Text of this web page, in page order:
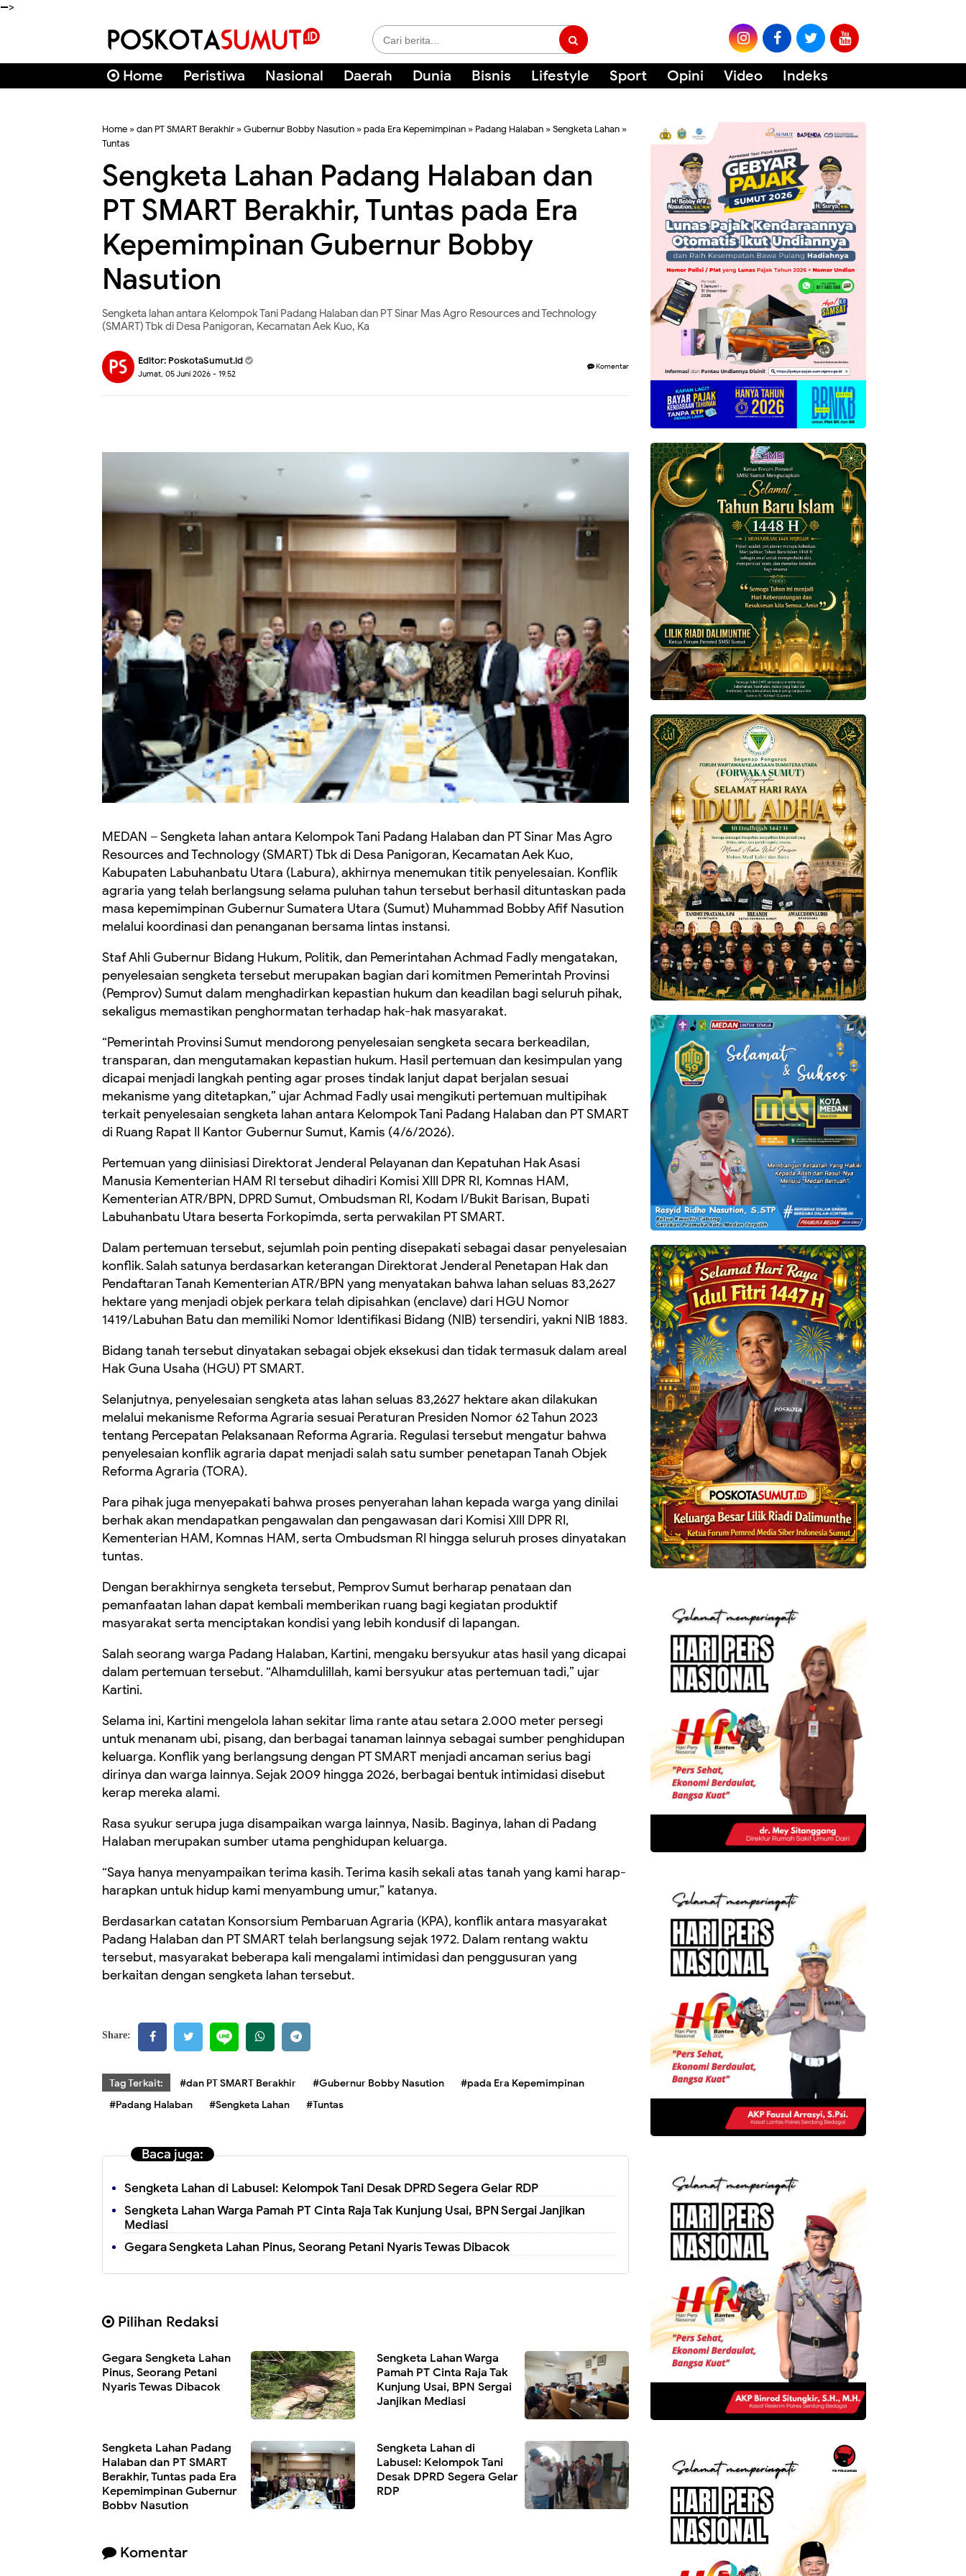
-->
Home Peristiwa Nasional Daerah Dunia Bisnis Lifestyle Sport Opini Video Indeks
Home »dan PT SMART Berakhir »Gubernur Bobby Nasution »pada Era Kepemimpinan » Padang Halaban »Sengketa Lahan »
Tuntas
Sengketa Lahan Padang Halaban dan
PT SMART Berakhir, Tuntas pada Era
Kepemimpinan Gubernur Bobby
Nasution
Sengketa lahan antara Kelompok Tani Padang Halaban dan PT Sinar Mas Agro Resources and Technology
(SMART) Tbk di Desa Panigoran, Kecamatan Aek Kuo, Ka
Editor: PoskotaSumut.id
Jumat, 05 Juni 2026 - 19.52
Komentar
MEDAN – Sengketa lahan antara Kelompok Tani Padang Halaban dan PT Sinar Mas Agro
Resources and Technology (SMART) Tbk di Desa Panigoran, Kecamatan Aek Kuo,
Kabupaten Labuhanbatu Utara (Labura), akhirnya menemukan titik penyelesaian. Konflik
agraria yang telah berlangsung selama puluhan tahun tersebut berhasil dituntaskan pada
masa kepemimpinan Gubernur Sumatera Utara (Sumut) Muhammad Bobby Afif Nasution
melalui koordinasi dan penanganan bersama lintas instansi.
Staf Ahli Gubernur Bidang Hukum, Politik, dan Pemerintahan Achmad Fadly mengatakan,
penyelesaian sengketa tersebut merupakan bagian dari komitmen Pemerintah Provinsi
(Pemprov) Sumut dalam menghadirkan kepastian hukum dan keadilan bagi seluruh pihak,
sekaligus memastikan penghormatan terhadap hak-hak masyarakat.
“Pemerintah Provinsi Sumut mendorong penyelesaian sengketa secara berkeadilan,
transparan, dan mengutamakan kepastian hukum. Hasil pertemuan dan kesimpulan yang
dicapai menjadi langkah penting agar proses tindak lanjut dapat berjalan sesuai
mekanisme yang ditetapkan,” ujar Achmad Fadly usai mengikuti pertemuan multipihak
terkait penyelesaian sengketa lahan antara Kelompok Tani Padang Halaban dan PT SMART
di Ruang Rapat II Kantor Gubernur Sumut, Kamis (4/6/2026).
Pertemuan yang diinisiasi Direktorat Jenderal Pelayanan dan Kepatuhan Hak Asasi
Manusia Kementerian HAM RI tersebut dihadiri Komisi XIII DPR RI, Komnas HAM,
Kementerian ATR/BPN, DPRD Sumut, Ombudsman RI, Kodam I/Bukit Barisan, Bupati
Labuhanbatu Utara beserta Forkopimda, serta perwakilan PT SMART.
Dalam pertemuan tersebut, sejumlah poin penting disepakati sebagai dasar penyelesaian
konflik. Salah satunya berdasarkan keterangan Direktorat Jenderal Penetapan Hak dan
Pendaftaran Tanah Kementerian ATR/BPN yang menyatakan bahwa lahan seluas 83,2627
hektare yang menjadi objek perkara telah dipisahkan (enclave) dari HGU Nomor
1419/Labuhan Batu dan memiliki Nomor Identifikasi Bidang (NIB) tersendiri, yakni NIB 1883.
Bidang tanah tersebut dinyatakan sebagai objek eksekusi dan tidak termasuk dalam areal
Hak Guna Usaha (HGU) PT SMART.
Selanjutnya, penyelesaian sengketa atas lahan seluas 83,2627 hektare akan dilakukan
melalui mekanisme Reforma Agraria sesuai Peraturan Presiden Nomor 62 Tahun 2023
tentang Percepatan Pelaksanaan Reforma Agraria. Regulasi tersebut mengatur bahwa
penyelesaian konflik agraria dapat menjadi salah satu sumber penetapan Tanah Objek
Reforma Agraria (TORA).
Para pihak juga menyepakati bahwa proses penyerahan lahan kepada warga yang dinilai
berhak akan mendapatkan pengawalan dan pengawasan dari Komisi XIII DPR RI,
Kementerian HAM, Komnas HAM, serta Ombudsman RI hingga seluruh proses dinyatakan
tuntas.
Dengan berakhirnya sengketa tersebut, Pemprov Sumut berharap penataan dan
pemanfaatan lahan dapat kembali memberikan ruang bagi kegiatan produktif
masyarakat serta menciptakan kondisi yang lebih kondusif di lapangan.
Salah seorang warga Padang Halaban, Kartini, mengaku bersyukur atas hasil yang dicapai
dalam pertemuan tersebut. “Alhamdulillah, kami bersyukur atas pertemuan tadi,” ujar
Kartini.
Selama ini, Kartini mengelola lahan sekitar lima rante atau setara 2.000 meter persegi
untuk menanam ubi, pisang, dan berbagai tanaman lainnya sebagai sumber penghidupan
keluarga. Konflik yang berlangsung dengan PT SMART menjadi ancaman serius bagi
dirinya dan warga lainnya. Sejak 2009 hingga 2026, berbagai bentuk intimidasi disebut
kerap mereka alami.
Rasa syukur serupa juga disampaikan warga lainnya, Nasib. Baginya, lahan di Padang
Halaban merupakan sumber utama penghidupan keluarga.
“Saya hanya menyampaikan terima kasih. Terima kasih sekali atas tanah yang kami harap-
harapkan untuk hidup kami menyambung umur,” katanya.
Berdasarkan catatan Konsorsium Pembaruan Agraria (KPA), konflik antara masyarakat
Padang Halaban dan PT SMART telah berlangsung sejak 1972. Dalam rentang waktu
tersebut, masyarakat beberapa kali mengalami intimidasi dan penggusuran yang
berkaitan dengan sengketa lahan tersebut.
Share:
Tag Terkait: #dan PT SMART Berakhir #Gubernur Bobby Nasution
#pada Era Kepemimpinan
#Padang Halaban
#Sengketa Lahan #Tuntas
Baca juga:
Sengketa Lahan di Labusel: Kelompok Tani Desak DPRD Segera Gelar RDP
Sengketa Lahan Warga Pamah PT Cinta Raja Tak Kunjung Usai, BPN Sergai Janjikan
Mediasi
Gegara Sengketa Lahan Pinus, Seorang Petani Nyaris Tewas Dibacok
Pilihan Redaksi
Gegara Sengketa Lahan
Pinus, Seorang Petani
Nyaris Tewas Dibacok
Sengketa Lahan Warga
Pamah PT Cinta Raja Tak
Kunjung Usai, BPN Sergai
Janjikan Mediasi
Sengketa Lahan Padang
Halaban dan PT SMART
Berakhir, Tuntas pada Era
Kepemimpinan Gubernur
Bobby Nasution
Sengketa Lahan di
Labusel: Kelompok Tani
Desak DPRD Segera Gelar
RDP
Komentar